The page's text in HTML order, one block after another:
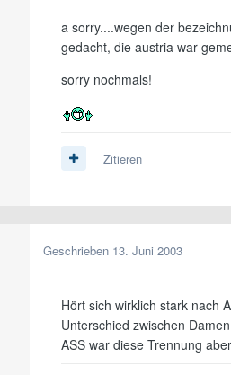
a sorry....wegen der
gedacht, die austria war
sorry nochmals!
Zitieren
Geschrieben 13. Juni 2003
Hört sich wirklich stark nach
Unterschied zwischen
ASS war diese Trennung